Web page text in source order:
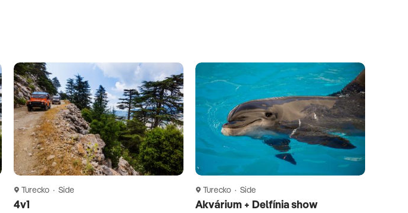
Turecko · Side
4v1
Turecko · Side
Akvárium + Delfínia show